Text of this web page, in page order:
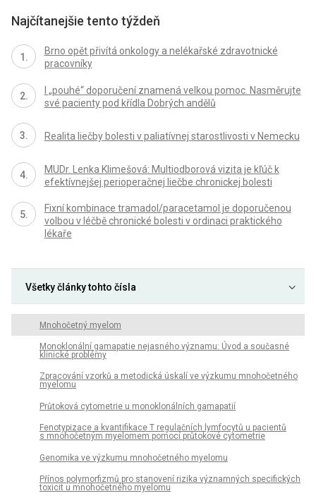
Najčítanejšie tento týždeň
Brno opět přivítá onkology a nelékařské zdravotnické
pracovníky
I „pouhé“ doporučení znamená velkou pomoc. Nasměrujte
své pacienty pod křídla Dobrých andělů
Realita liečby bolesti v paliatívnej starostlivosti v Nemecku
MUDr. Lenka Klimešová: Multiodborová vizita je kľúč k
efektívnejšej perioperačnej liečbe chronickej bolesti
Fixní kombinace tramadol/paracetamol je doporučenou
volbou v léčbě chronické bolesti v ordinaci praktického
lékaře
Všetky články tohto čísla
Mnohočetný myelom
Monoklonální gamapatie nejasného významu: Úvod a současné
klinické problémy
Zpracování vzorků a metodická úskalí ve výzkumu mnohočetného
myelomu
Průtoková cytometrie u monoklonálních gamapatií
Fenotypizace a kvantifikace T regulačních lymfocytů u pacientů
s mnohočetným myelomem pomocí průtokové cytometrie
Genomika ve výzkumu mnohočetného myelomu
Přínos polymorfizmů pro stanovení rizika významných specifických
toxicit u mnohočetného myelomu